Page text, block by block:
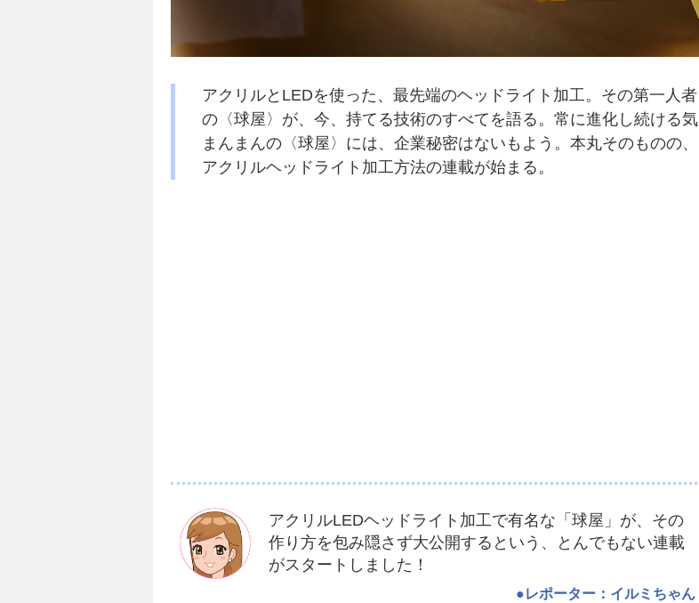
アクリルとLEDを使った、最先端のヘッドライト加工。その第一人者
の〈球屋〉が、今、持てる技術のすべてを語る。常に進化し続ける気
まんまんの〈球屋〉には、企業秘密はないもよう。本丸そのものの、
アクリルヘッドライト加工方法の連載が始まる。
アクリルLEDヘッドライト加工で有名な「球屋」が、その
作り方を包み隠さず大公開するという、とんでもない連載
がスタートしました！
●レポーター：イルミちゃん